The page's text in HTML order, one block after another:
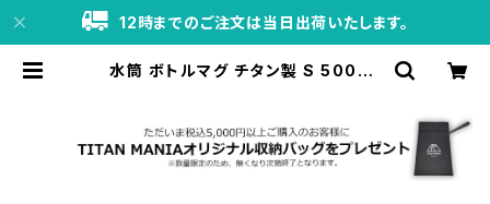
12時までのご注文は当日出荷いたします。
水筒 ボトルマグ チタン製 S 500ml
車 サイクリング 水筒カバー付き | TI
TAN MANIA（チタンマニア）公式オ
ンラインストア